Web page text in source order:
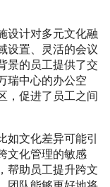
设计对多元文化融
设置、灵活的会议
景的员工提供了交
瑞中心的办公空
，促进了员工之间
文化差异可能引
文化管理的敏感
帮助员工提升跨文